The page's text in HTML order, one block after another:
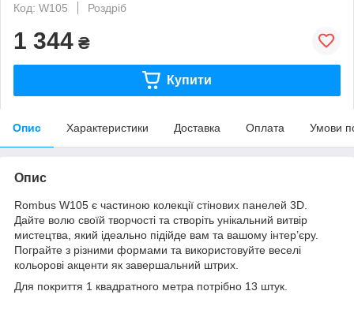
Код: W105
Роздріб
1 344 ₴
Купити
Опис Характеристики Доставка Оплата Умови
Опис
Rombus W105 є частиною колекції стінових панелей 3D.
Дайте волю своїй творчості та створіть унікальний витвір
мистецтва, який ідеально підійде вам та вашому інтер’єру.
Пограйте з різними формами та використовуйте веселі
кольорові акценти як завершальний штрих.
Для покриття 1 квадратного метра потрібно 13 штук.